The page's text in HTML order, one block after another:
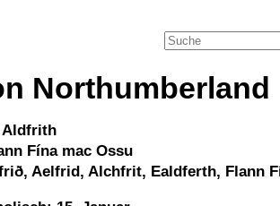
Northumberland
Aldfrith
Fína mac Ossu
Aelfrid, Alchfrit, Ealdferth, Flann